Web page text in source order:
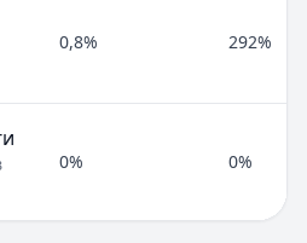
0,8% 292%
0% 0%